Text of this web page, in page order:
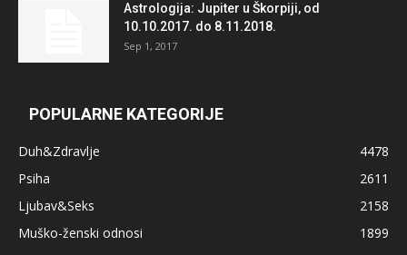
Astrologija: Jupiter u Škorpiji, od
10.10.2017. do 8.11.2018.
Sep 1, 2017
POPULARNE KATEGORIJE
Duh&Zdravlje
4478
Psiha
2611
Ljubav&Seks
2158
Muško-ženski odnosi
1899